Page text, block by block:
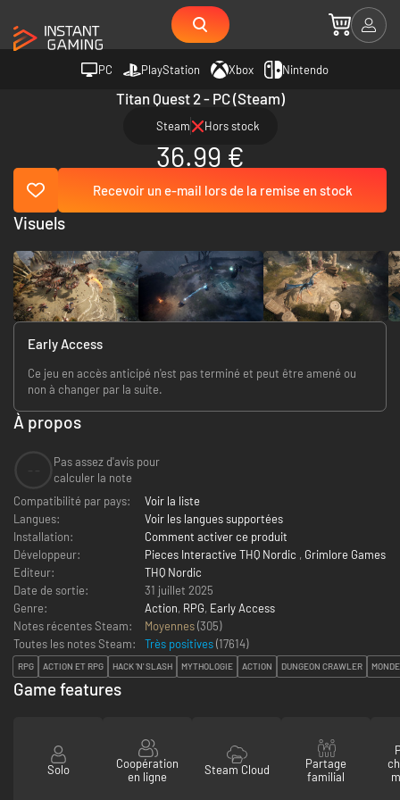
PC PlayStation Xbox Nintendo
Titan Quest 2 - PC (Steam)
Steam Hors stock
36.99 €
Recevoir un e-mail lors de la remise en stock
Early Access
Ce jeu en accès anticipé n'est pas terminé et peut être amené ou
non à changer par la suite.
À propos
Pas assez d'avis pour
calculer la note
Compatibilité par pays:
Voir la liste
Langues:
Voir les langues supportées
Installation:
Comment activer ce produit
Développeur:
Pieces Interactive THQ Nordic , Grimlore Games
Editeur:
THQ Nordic
Date de sortie:
31 juillet 2025
Genre:
Action, RPG, Early Access
Notes récentes Steam:
Moyennes(305)
Toutes les notes Steam:
Très positives(17614)
RPG ACTION ET RPG HACK 'N' SLASH MYTHOLOGIE ACTION DUNGEON CRAWLER
Visuels
Game features
Solo
Coopération
en ligne
Steam Cloud
Partage
familial